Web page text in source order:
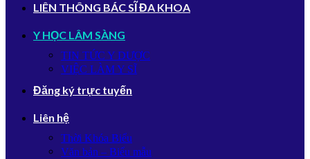
LIÊN THÔNG BÁC SĨ ĐA KHOA
Y HỌC LÂM SÀNG
TIN TỨC Y DƯỢC
VIỆC LÀM Y SĨ
Đăng ký trực tuyến
Liên hệ
Thời Khóa Biểu
Văn bản – Biểu mẫu